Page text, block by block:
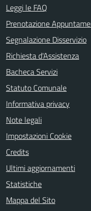
Leggi le FAQ
Prenotazione
Segnalazione Disservizio
Richiesta d'Assistenza
Bacheca Servizi
Statuto Comunale
Informativa privacy
Note legali
Impostazioni Cookie
Credits
Ultimi aggiornamenti
Statistiche
Mappa del Sito